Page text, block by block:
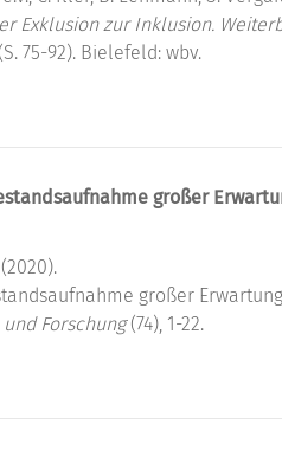
Exklusion zur Inklusion.
(S. 75-92). Bielefeld: wbv.
großer
großer
Forschung(74), 1-22.